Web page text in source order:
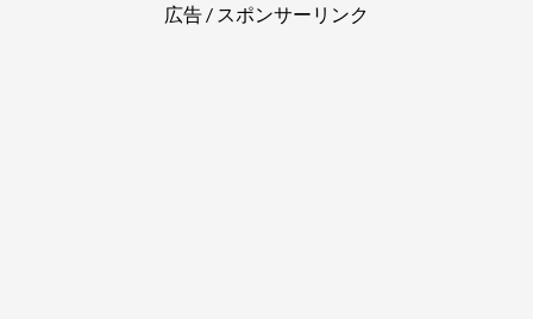
広告 / スポンサーリンク